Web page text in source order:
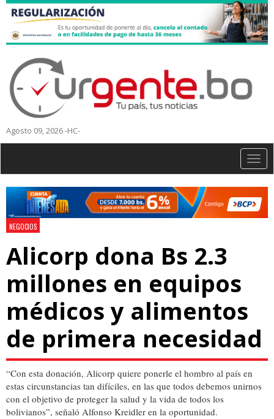
Agosto 09, 2026 -HC-
NEGOCIOS
Alicorp dona Bs 2.3
millones en equipos
médicos y alimentos
de primera necesidad
“Con esta donación, Alicorp quiere ponerle el hombro al país en
estas circunstancias tan difíciles, en las que todos debemos unirnos
con el objetivo de proteger la salud y la vida de todos los
bolivianos”, señaló Alfonso Kreidler en la oportunidad.